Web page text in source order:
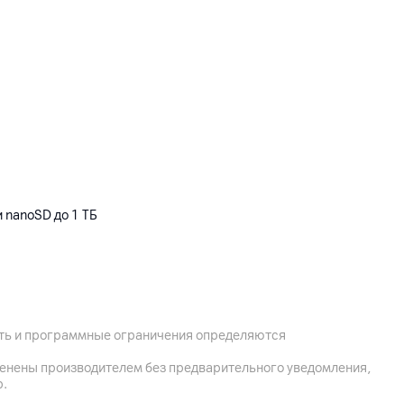
до 1 ТБ
и программные ограничения определяются
производителем без предварительного уведомления,